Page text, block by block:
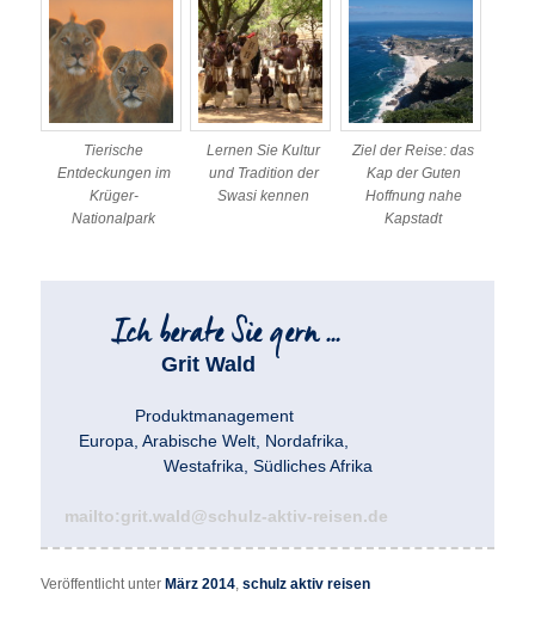
Tierische
Entdeckungen im
Krüger-
Nationalpark
Lernen Sie Kultur
und Tradition der
Swasi kennen
Ziel der Reise: das
Kap der Guten
Hoffnung nahe
Kapstadt
Grit Wald
Produktmanagement
Europa, Arabische Welt, Nordafrika,
Westafrika, Südliches Afrika
mailto:grit.wald@schulz-aktiv-reisen.de
Veröffentlicht unter März 2014 ,schulz aktiv reisen